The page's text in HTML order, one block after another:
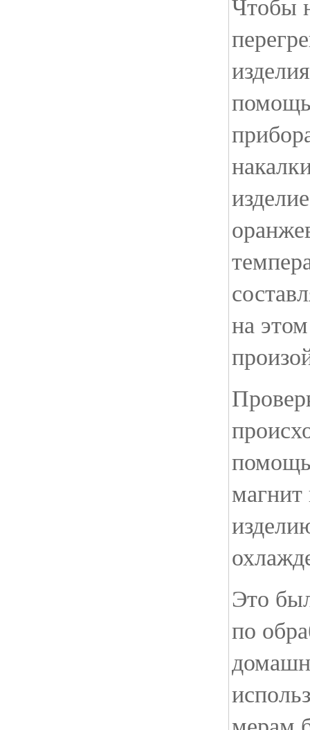
на
магнит
Это
по